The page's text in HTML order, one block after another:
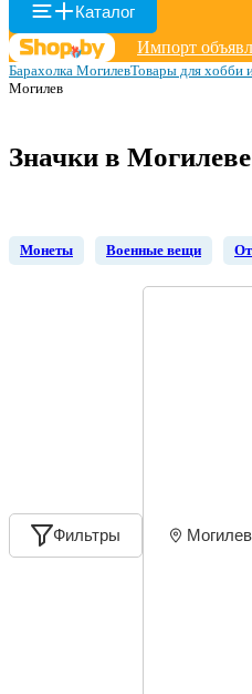
Каталог
Импорт
Барахолка МогилевТовары для хобби
Могилев
Значки в Могилеве
Монеты Военные вещи
Фильтры Могилев